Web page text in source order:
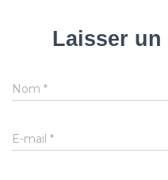
Laisser un
Nom *
E-mail *